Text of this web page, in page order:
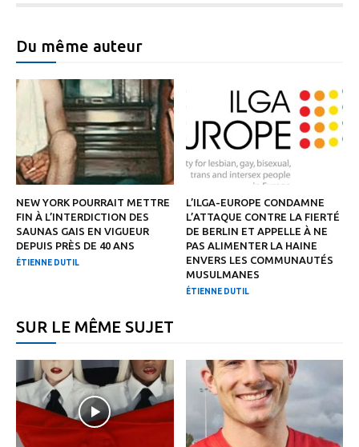
Du même auteur
NEW YORK POURRAIT METTRE
FIN À L’INTERDICTION DES
SAUNAS GAIS EN VIGUEUR
DEPUIS PRÈS DE 40 ANS
ÉTIENNE DUTIL
L’ILGA-EUROPE CONDAMNE
L’ATTAQUE CONTRE LA FIERTÉ
DE BERLIN ET APPELLE À NE
PAS ALIMENTER LA HAINE
ENVERS LES COMMUNAUTÉS
MUSULMANES
ÉTIENNE DUTIL
SUR LE MÊME SUJET